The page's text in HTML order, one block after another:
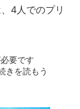
4人でのプリ
要です
きを読もう